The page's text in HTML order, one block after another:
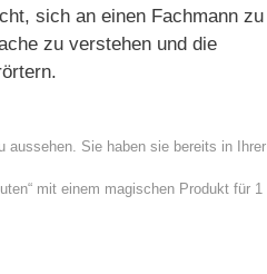
sich an einen Fachmann zu
zu verstehen und die
aussehen. Sie haben sie bereits in Ihrer
mit einem magischen Produkt für 1